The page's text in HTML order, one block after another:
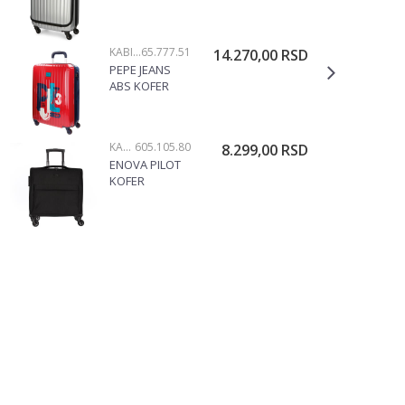
KABINSKI KOFERI65.777.51
PEPE JEANS
ABS KOFER
14.270,00 RSD
KABINSKI KOFERI 605.105.80
ENOVA PILOT
KOFER
8.299,00 RSD